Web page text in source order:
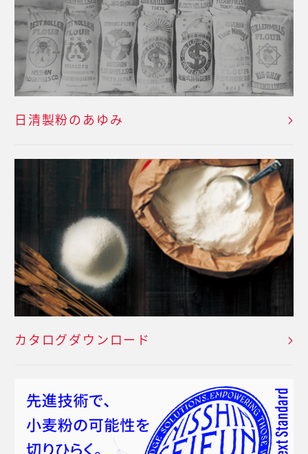
日清製粉のあゆみ
カタログダウンロード